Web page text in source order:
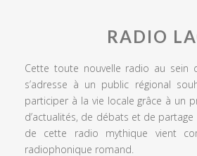
RADIO
Cette toute nouvelle radio au sein
s’adresse à un public régional
participer à la vie locale grâce à un
d’actualités, de débats et de partage
de cette radio mythique vient
radiophonique romand.